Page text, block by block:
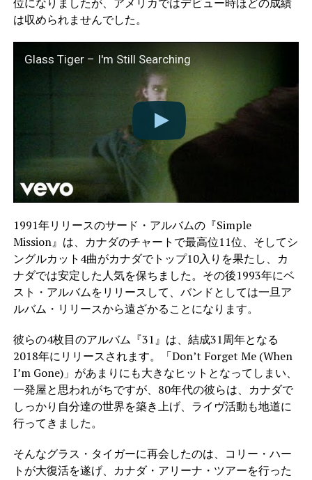
は収められませんでした。
Glass Tiger – I'm Still Searching
1991年リリースのサード・アルバムの『Simple
Mission』は、カナダのチャートで最高位11位、そしてシ
ングルカット4曲がカナダでトップ10入りを果たし、カ
ナダでは安定した人気を保ちました。その後1993年にベ
スト・アルバムをリリースして、バンドとしては一旦ア
ルバム・リリースから遠ざかることになります。
彼らの4枚目のアルバム『31』は、結成31周年となる
2018年にリリースされます。「Don’t Forget Me (When
I’m Gone)」があまりにも大きなヒットとなってしまい、
一発屋と思われがちですが、80年代の彼らは、カナダで
しっかり自分達の世界を築き上げ、ライヴ活動も地道に
行ってきました。
そんなグラス・タイガーに再会したのは、コリー・ハー
トが大復活を遂げ、カナダ・アリーナ・ツアーを行った